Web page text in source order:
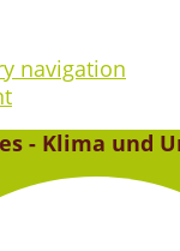
navigation
- Klima und